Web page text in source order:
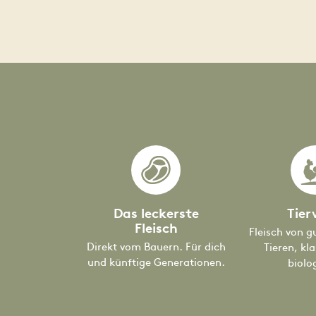
Das leckerste
Fleisch
Direkt vom Bauern. Für dich
und künftige Generationen.
Fleisch von
Tieren,